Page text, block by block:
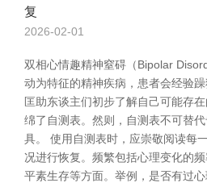
复
2026-02-01
双相心情趣精神窒碍（Bipolar
动为特征的精神疾病，患者会经验
匡助东谈主们初步了解自己可能存
绵了自测表。然则，自测表不可替
具。 使用自测表时，应崇敬阅读每
况进行恢复。频繁包括心理变化的
平素生存等方面。举例，是否有过